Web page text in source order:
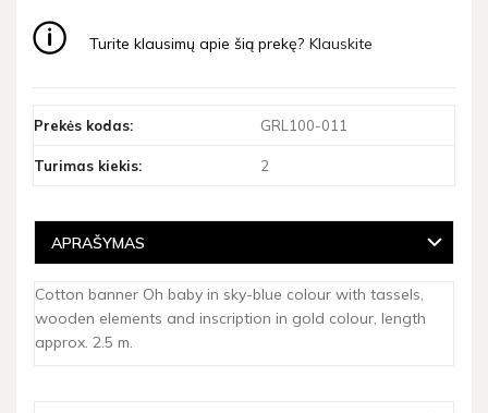
Turite klausimų apie šią prekę? Klauskite
Prekės kodas: GRL100-011
Turimas kiekis: 2
APRAŠYMAS
Cotton banner Oh baby in sky-blue colour with tassels,
wooden elements and inscription in gold colour, length
approx. 2.5 m.